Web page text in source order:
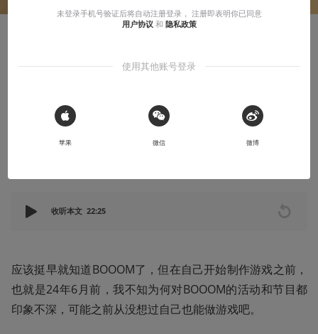
做游戏的时候开心吗？
收听本文 22:25
应该挺早就知道BOOOM了，但在自己开始制作游戏之前，
也就是24年6月前，我不知为何对BOOOM的活动和节目都
印象不深，可能之前从没想过自己也能做游戏吧。
未登录手机号验证后将自动注册登录， 注册即表明你已同意
用户协议 和 隐私政策
使用其他账号登录
 Sign in with Apple
苹果 微信 微博